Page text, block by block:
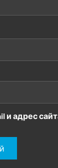
и адрес